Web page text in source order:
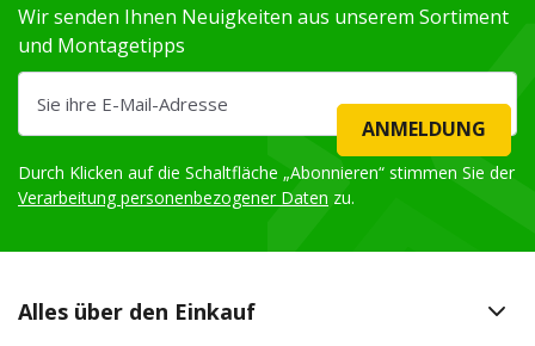
Wir senden Ihnen Neuigkeiten aus unserem Sortiment
und Montagetipps
ANMELDUNG
Durch Klicken auf die Schaltfläche „Abonnieren“ stimmen Sie der
Verarbeitung personenbezogener Daten zu.
Alles über den Einkauf